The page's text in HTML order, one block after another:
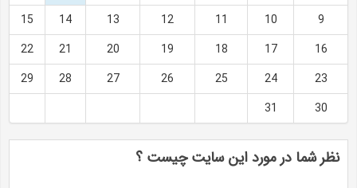
9
10
11
12
13
14
15
16
17
18
19
20
21
22
23
24
25
26
27
28
29
30
31
نظر شما در مورد این سایت چیست ؟